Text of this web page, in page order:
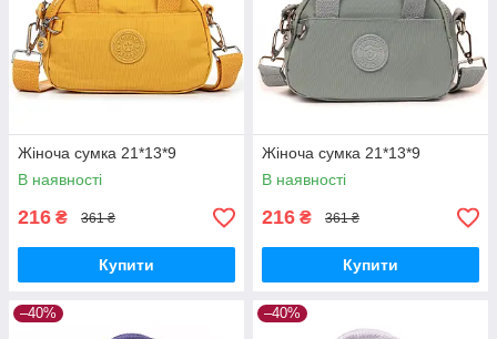
Жіноча сумка 21*13*9
В наявності
216 ₴ 361 ₴
Купити
Жіноча сумка 21*13*9
В наявності
216 ₴ 361 ₴
Купити
–40% –40%